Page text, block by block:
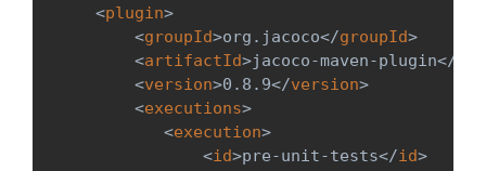
<plugin>
<groupId>org.jacoco</groupId>
<artifactId>jacoco-maven-plugin</
<version>0.8.9</version>
<executions>
<execution>
<id>pre-unit-tests</id>